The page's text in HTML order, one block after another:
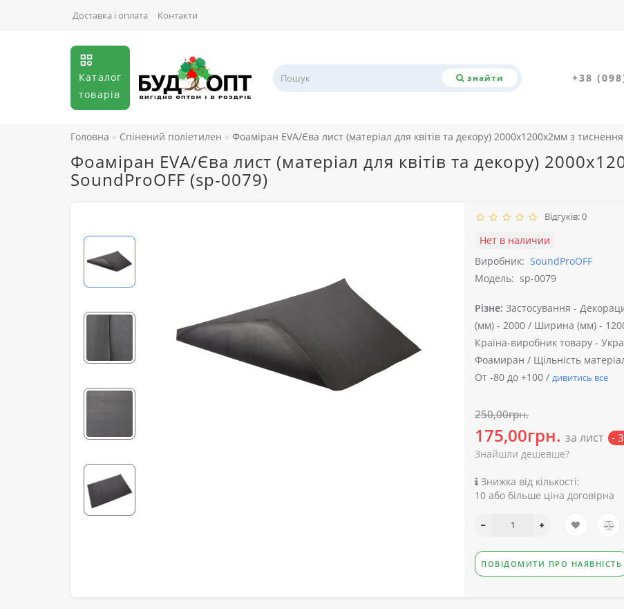
Доставка і оплата Контакти
Каталог
товарів
знайти +38
Головна Спінений поліетилен Фоаміран EVA/Єва лист (матеріал для квітів та декору) 2000x1200x2мм з
Фоаміран EVA/Єва лист (матеріал для квітів та декору)
SoundProOFF (sp-0079)
Відгуків: 0
Нет в наличии
Виробник: SoundProOFF
Модель: sp-0079
Різне: Застосування -
(мм) - 2000 / Ширина (мм) -
Країна-виробник товару -
Фоамиран / Щільність
От -80 до +100 / дивитись все
250,00грн.
175,00грн. за лист -
Знайшли дешевше?
Знижка від кількості:
10 або більше ціна договірна
ПОВІДОМИТИ ПРО НАЯВНІСТЬ